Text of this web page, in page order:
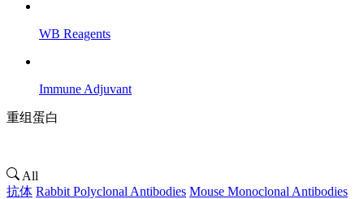
WB Reagents
Immune Adjuvant
重组蛋白
All
抗体 Rabbit Polyclonal Antibodies Mouse Monoclonal Antibodies